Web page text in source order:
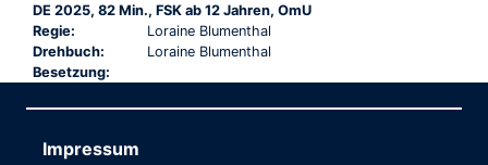
DE 2025, 82 Min., FSK ab 12 Jahren, OmU
Regie:
Loraine Blumenthal
Drehbuch:
Loraine Blumenthal
Besetzung:
Impressum